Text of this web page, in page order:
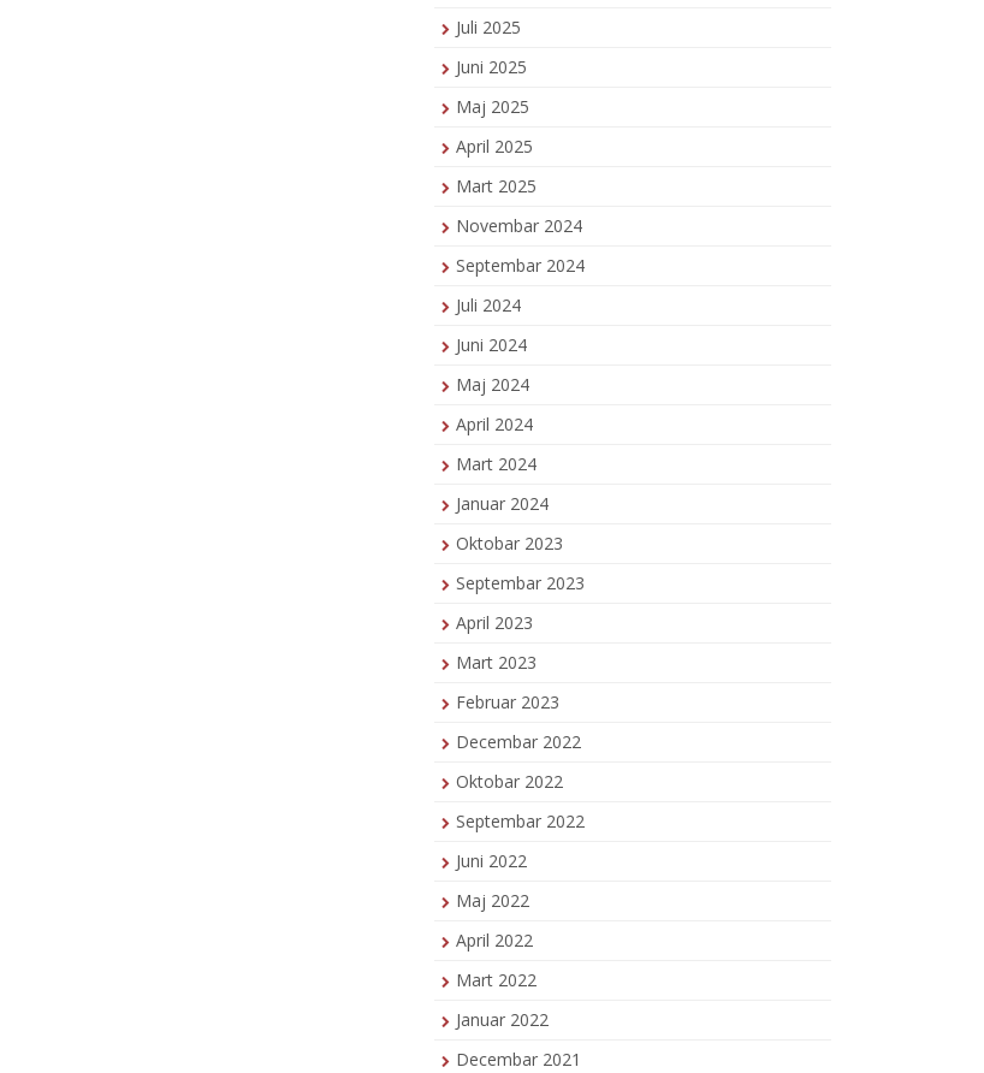
Juli 2025
Juni 2025
Maj 2025
April 2025
Mart 2025
Novembar 2024
Septembar 2024
Juli 2024
Juni 2024
Maj 2024
April 2024
Mart 2024
Januar 2024
Oktobar 2023
Septembar 2023
April 2023
Mart 2023
Februar 2023
Decembar 2022
Oktobar 2022
Septembar 2022
Juni 2022
Maj 2022
April 2022
Mart 2022
Januar 2022
Decembar 2021